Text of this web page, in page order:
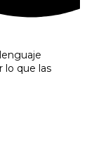
lo que las